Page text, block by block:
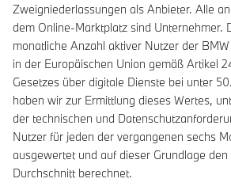
Zweigniederlassungen als Anbieter. Alle
dem Online-Marktplatz sind Unternehmer.
monatliche Anzahl aktiver Nutzer der
in der Europäischen Union gemäß Artikel
Gesetzes über digitale Dienste bei unter
haben wir zur Ermittlung dieses Wertes,
der technischen und
Nutzer für jeden der vergangenen sechs
ausgewertet und auf dieser Grundlage
Durchschnitt berechnet.